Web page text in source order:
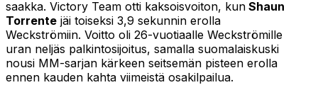
saakka. Victory Team otti kaksoisvoiton, kun Shaun
Torrente jäi toiseksi 3,9 sekunnin erolla
Weckströmiin. Voitto oli 26-vuotiaalle Weckströmille
uran neljäs palkintosijoitus, samalla suomalaiskuski
nousi MM-sarjan kärkeen seitsemän pisteen erolla
ennen kauden kahta viimeistä osakilpailua.